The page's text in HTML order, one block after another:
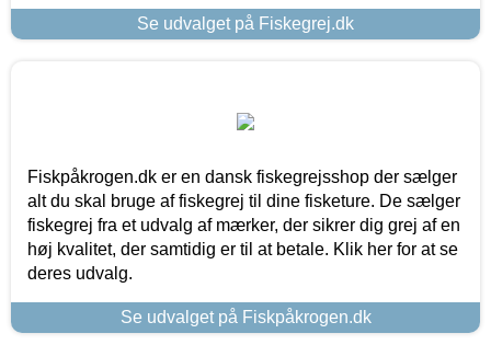
Se udvalget på Fiskegrej.dk
Fiskpåkrogen.dk er en dansk fiskegrejsshop der sælger
alt du skal bruge af fiskegrej til dine fisketure. De sælger
fiskegrej fra et udvalg af mærker, der sikrer dig grej af en
høj kvalitet, der samtidig er til at betale. Klik her for at se
deres udvalg.
Se udvalget på Fiskpåkrogen.dk